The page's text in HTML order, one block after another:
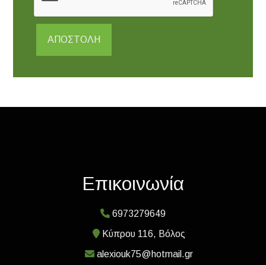
ΑΠΟΣΤΟΛΉ
Επικοινωνία
6973279649
Κύπρου 116, Βόλος
alexiouk75@hotmail.gr